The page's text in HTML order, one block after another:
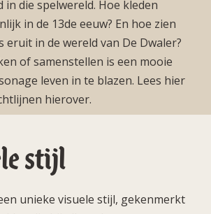
in die spelwereld. Hoe kleden
in de 13de eeuw? En hoe zien
eruit in de wereld van De Dwaler?
of samenstellen is een mooie
leven in te blazen. Lees hier
hierover.
stijl
unieke visuele stijl, gekenmerkt